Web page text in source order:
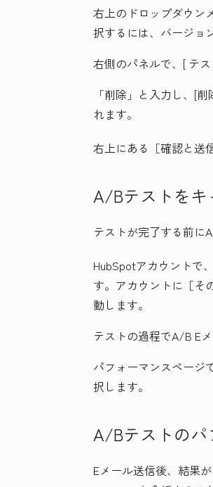
右上の ドロップダウン
択するには、バージョ
右側のパネルで、[ テ
「削除 」と入力し、[削
れます。
右上にある ［確認と送
A/Bテストをキ
テストが完了する前に
HubSpotアカウントで、
す。アカウントに ［
動します。
テストの過程でA/B E
パフォーマンスページ
択します。
A/Bテストのパ
Eメール送信後、結果